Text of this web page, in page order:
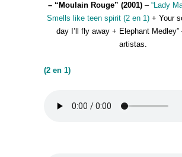
– “Moulain Rouge” (2001) – “Lady
Smells like teen spirit (2 en 1)+ Your
day I’ll fly away + Elephant Medley”
artistas.
(2 en 1)